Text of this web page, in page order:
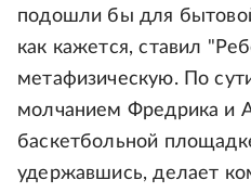
подошли бы для
как кажется, ставил
метафизическую. По
молчанием Фредрика и
баскетбольной
удержавшись, делает